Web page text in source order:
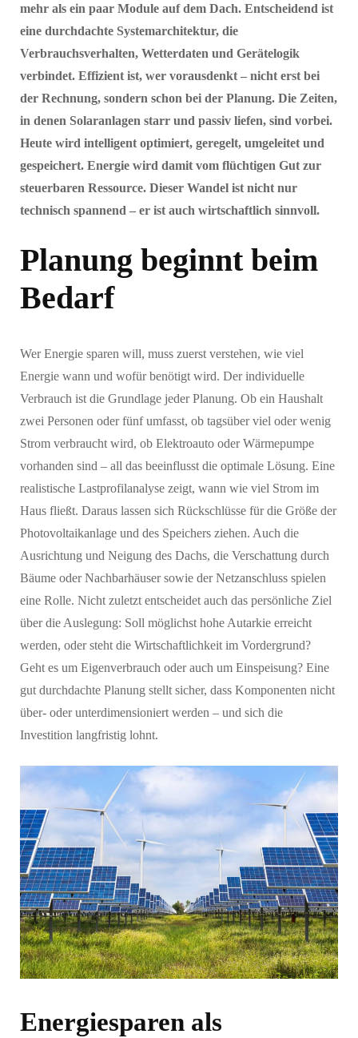
mehr als ein paar Module auf dem Dach. Entscheidend ist
eine durchdachte Systemarchitektur, die
Verbrauchsverhalten, Wetterdaten und Gerätelogik
verbindet. Effizient ist, wer vorausdenkt – nicht erst bei
der Rechnung, sondern schon bei der Planung. Die Zeiten,
in denen Solaranlagen starr und passiv liefen, sind vorbei.
Heute wird intelligent optimiert, geregelt, umgeleitet und
gespeichert. Energie wird damit vom flüchtigen Gut zur
steuerbaren Ressource. Dieser Wandel ist nicht nur
technisch spannend – er ist auch wirtschaftlich sinnvoll.
Planung beginnt beim
Bedarf
Wer Energie sparen will, muss zuerst verstehen, wie viel
Energie wann und wofür benötigt wird. Der individuelle
Verbrauch ist die Grundlage jeder Planung. Ob ein Haushalt
zwei Personen oder fünf umfasst, ob tagsüber viel oder wenig
Strom verbraucht wird, ob Elektroauto oder Wärmepumpe
vorhanden sind – all das beeinflusst die optimale Lösung. Eine
realistische Lastprofilanalyse zeigt, wann wie viel Strom im
Haus fließt. Daraus lassen sich Rückschlüsse für die Größe der
Photovoltaikanlage und des Speichers ziehen. Auch die
Ausrichtung und Neigung des Dachs, die Verschattung durch
Bäume oder Nachbarhäuser sowie der Netzanschluss spielen
eine Rolle. Nicht zuletzt entscheidet auch das persönliche Ziel
über die Auslegung: Soll möglichst hohe Autarkie erreicht
werden, oder steht die Wirtschaftlichkeit im Vordergrund?
Geht es um Eigenverbrauch oder auch um Einspeisung? Eine
gut durchdachte Planung stellt sicher, dass Komponenten nicht
über- oder unterdimensioniert werden – und sich die
Investition langfristig lohnt.
Energiesparen als